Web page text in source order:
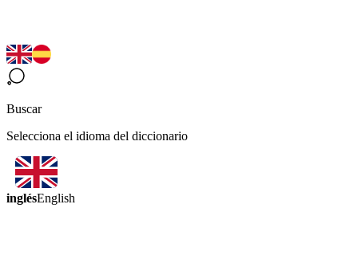
Buscar
Selecciona el idioma del diccionario
inglésEnglish